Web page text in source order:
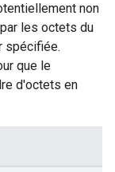
non
les octets du
spécifiée.
que le
d'octets en